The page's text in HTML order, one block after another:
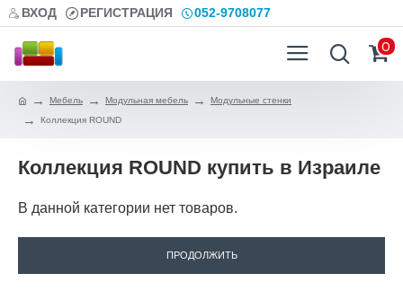
ВХОД РЕГИСТРАЦИЯ 052-9708077
0
Мебель Модульная мебель
Модульные стенки
Коллекция ROUND
Коллекция ROUND купить в Израиле
В данной категории нет товаров.
ПРОДОЛЖИТЬ